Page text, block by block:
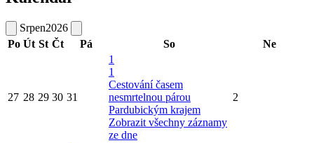
Srpen2026
Po Út St Čt Pá So Ne
27 28 29 30 31
1
1
Cestování časem
nesmrtelnou párou
Pardubickým krajem
Zobrazit všechny záznamy
ze dne
2